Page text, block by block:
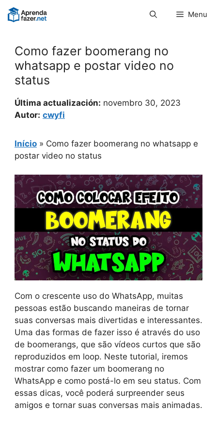
Pular
para
Menu
Como fazer boomerang no
whatsapp e postar video no
status
Última actualización: novembro 30, 2023
Autor: cwyfi
Início » Como fazer boomerang no whatsapp e
postar video no status
Com o crescente uso do WhatsApp, muitas
pessoas estão buscando maneiras de tornar
suas conversas mais divertidas e interessantes.
Uma das formas de fazer isso é através do uso
de boomerangs, que são vídeos curtos que são
reproduzidos em loop. Neste tutorial, iremos
mostrar como fazer um boomerang no
WhatsApp e como postá-lo em seu status. Com
essas dicas, você poderá surpreender seus
amigos e tornar suas conversas mais animadas.